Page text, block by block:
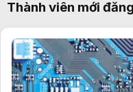
Thành viên mới đăng